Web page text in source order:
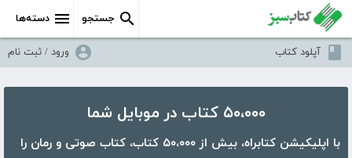
دسته‌ها جستجو
آپلود کتاب ورود / ثبت نام
۵۰،۰۰۰ کتاب در موبایل شما
با اپلیکیشن کتابراه، بیش از ۵۰،۰۰۰ کتاب، کتاب صوتی و رمان را